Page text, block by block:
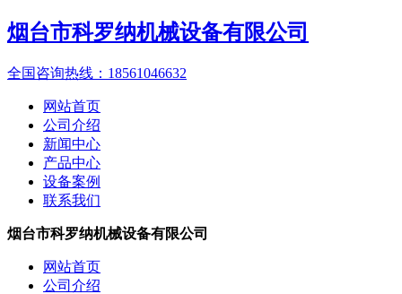
烟台市科罗纳机械设备有限公司
全国咨询热线： 18561046632
网站首页
公司介绍
新闻中心
产品中心
设备案例
联系我们
烟台市科罗纳机械设备有限公司
网站首页
公司介绍